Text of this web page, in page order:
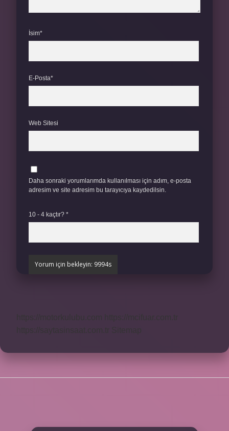
İsim*
E-Posta*
Web Sitesi
Daha sonraki yorumlarımda kullanılması için adım, e-posta
adresim ve site adresim bu tarayıcıya kaydedilsin.
10 - 4 kaçtır? *